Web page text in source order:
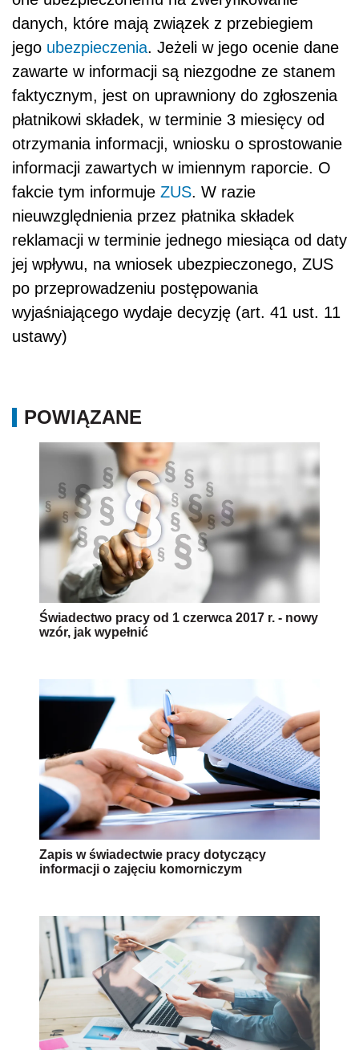
danych, które mają związek z przebiegiem
jego ubezpieczenia. Jeżeli w jego ocenie dane
zawarte w informacji są niezgodne ze stanem
faktycznym, jest on uprawniony do zgłoszenia
płatnikowi składek, w terminie 3 miesięcy od
otrzymania informacji, wniosku o sprostowanie
informacji zawartych w imiennym raporcie. O
fakcie tym informuje ZUS. W razie
nieuwzględnienia przez płatnika składek
reklamacji w terminie jednego miesiąca od daty
jej wpływu, na wniosek ubezpieczonego, ZUS
po przeprowadzeniu postępowania
wyjaśniającego wydaje decyzję (art. 41 ust. 11
ustawy)
POWIĄZANE
Świadectwo pracy od 1 czerwca 2017 r. - nowy
wzór, jak wypełnić
Zapis w świadectwie pracy dotyczący
informacji o zajęciu komorniczym